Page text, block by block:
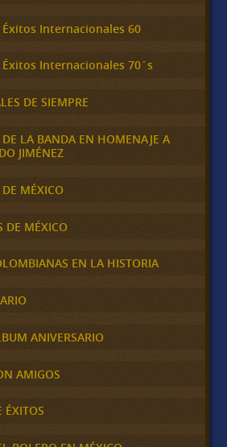
Éxitos Internacionales 60
Éxitos Internacionales 70´s
DE SIEMPRE
LA BANDA EN HOMENAJE A
JIMÉNEZ
MÉXICO
DE MÉXICO
EN LA HISTORIA
ANIVERSARIO
AMIGOS
ÉXITOS